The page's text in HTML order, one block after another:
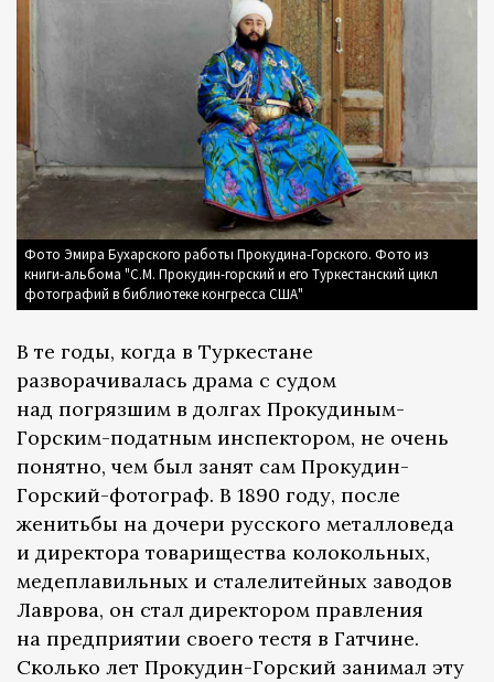
Фото Эмира Бухарского работы Прокудина-Горского. Фото из
книги-альбома "С.М. Прокудин-горский и его Туркестанский цикл
фотографий в библиотеке конгресса США"
В те годы, когда в Туркестане
разворачивалась драма с судом
над погрязшим в долгах Прокудиным-
Горским-податным инспектором, не очень
понятно, чем был занят сам Прокудин-
Горский-фотограф. В 1890 году, после
женитьбы на дочери русского металловеда
и директора товарищества колокольных,
медеплавильных и сталелитейных заводов
Лаврова, он стал директором правления
на предприятии своего тестя в Гатчине.
Сколько лет Прокудин-Горский занимал эту